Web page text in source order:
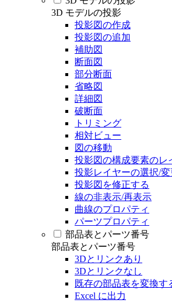
3D モデルの投影
投影図の作成
投影図の追加
補助図
断面図
部分断面
省略図
詳細図
破断面
トリミング
相対ビュー
図の移動
投影図の構成要素のレ
投影レイヤーの選択/変
投影図を修正する
線の非表示/再表示
曲線のプロパティ
パーツプロパティ
部品表とパーツ番号
部品表とパーツ番号
3Dとリンクあり
3Dとリンクなし
既存の部品表を変換す
Excel に出力